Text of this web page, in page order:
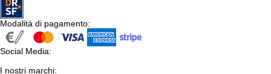
Modalità di pagamento:
Social Media:
I nostri marchi: